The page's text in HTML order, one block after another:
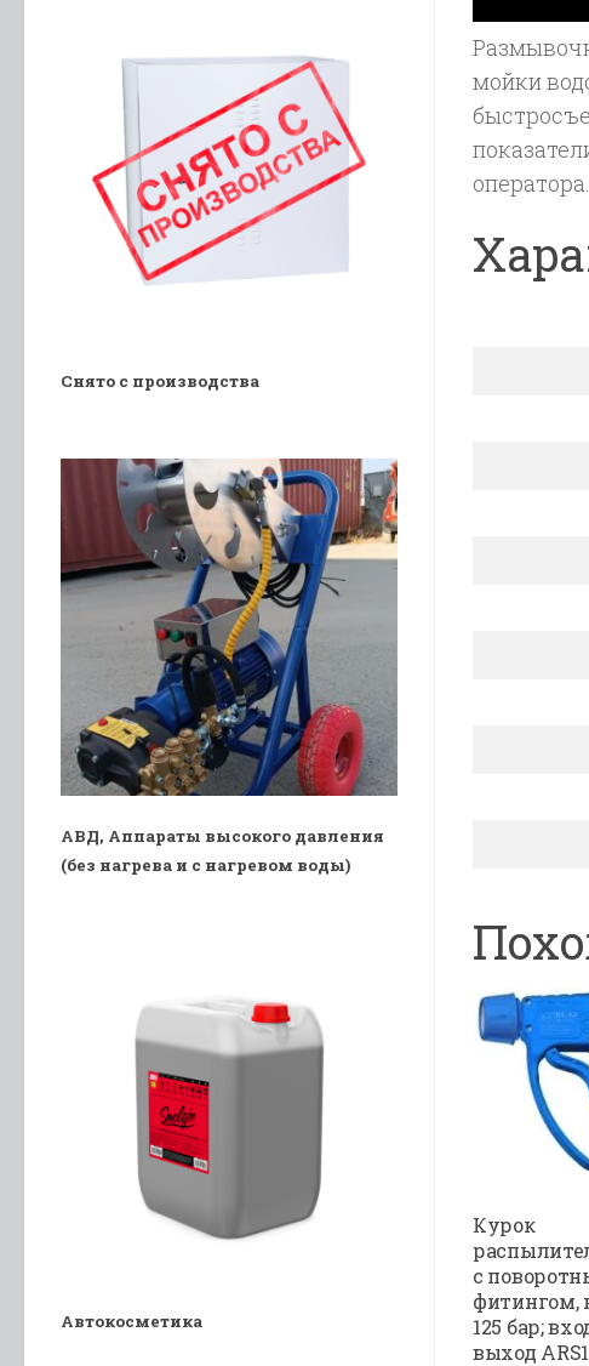
мойки
Курок
с
фитингом,
125 бар;
выход
Снято с производства
АВД, Аппараты высокого давления
(без нагрева и с нагревом воды)
Автокосметика